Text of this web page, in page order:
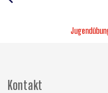
Kontakt